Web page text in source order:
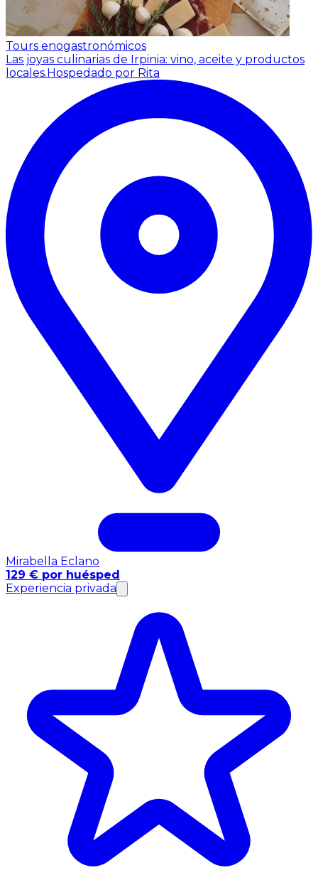
Tours enogastronómicos
Las joyas culinarias de Irpinia: vino, aceite y productos
locales.Hospedado por Rita
Mirabella Eclano
129 € por huésped
Experiencia privada